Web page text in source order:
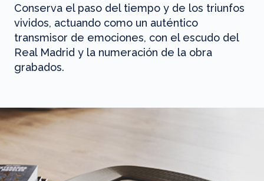
Conserva el paso del tiempo y de los triunfos
vividos, actuando como un auténtico
transmisor de emociones, con el escudo del
Real Madrid y la numeración de la obra
grabados.